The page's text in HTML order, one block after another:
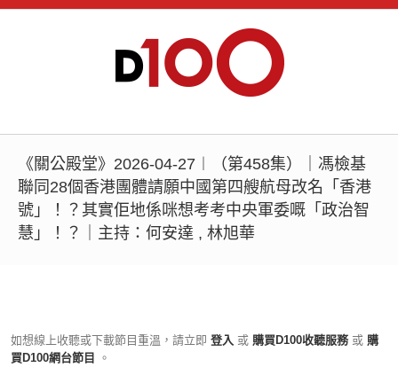
《關公殿堂》2026-04-27︱（第458集）｜馮檢基
聯同28個香港團體請願中國第四艘航母改名「香港
號」！？其實佢地係咪想考考中央軍委嘅「政治智
慧」！？｜主持：何安達 , 林旭華
如想線上收聽或下載節目重溫，請立即 登入 或 購買D100收聽服務 或 購
買D100網台節目
。